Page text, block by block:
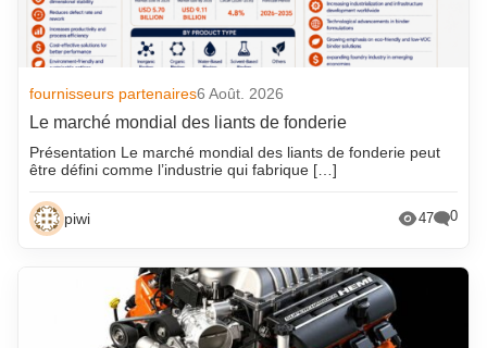
fournisseurs partenaires6 Août. 2026
Le marché mondial des liants de fonderie
Présentation Le marché mondial des liants de fonderie peut
être défini comme l’industrie qui fabrique […]
piwi 47 0